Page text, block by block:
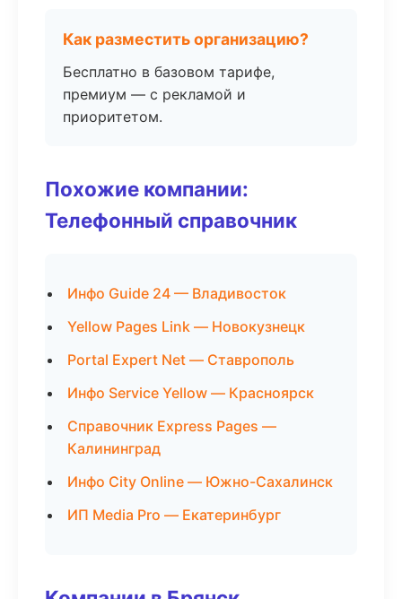
Как разместить организацию?
Бесплатно в базовом тарифе,
премиум — с рекламой и
приоритетом.
Похожие компании:
Телефонный справочник
Инфо Guide 24 — Владивосток
Yellow Pages Link — Новокузнецк
Portal Expert Net — Ставрополь
Инфо Service Yellow — Красноярск
Справочник Express Pages —
Калининград
Инфо City Online — Южно-Сахалинск
ИП Media Pro — Екатеринбург